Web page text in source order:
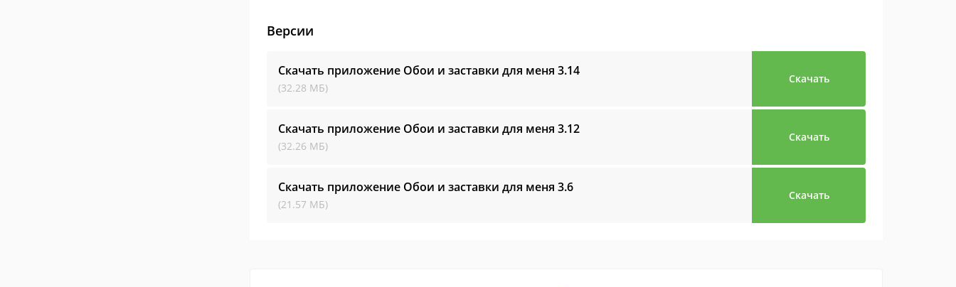
Версии
Скачать приложение Обои и заставки для меня 3.14
(32.28 МБ)
Скачать
Скачать приложение Обои и заставки для меня 3.12
(32.26 МБ)
Скачать
Скачать приложение Обои и заставки для меня 3.6
(21.57 МБ)
Скачать